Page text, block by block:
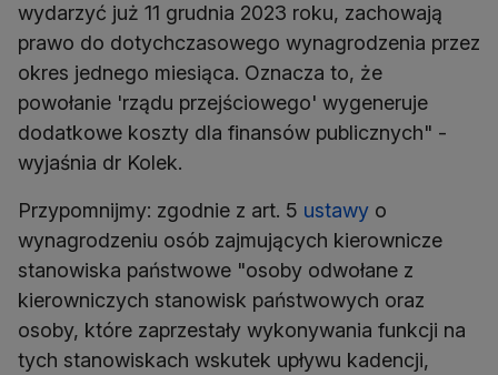
wydarzyć już 11 grudnia 2023 roku, zachowają
prawo do dotychczasowego wynagrodzenia przez
okres jednego miesiąca. Oznacza to, że
powołanie 'rządu przejściowego' wygeneruje
dodatkowe koszty dla finansów publicznych" -
wyjaśnia dr Kolek.
Przypomnijmy: zgodnie z art. 5 ustawy o
wynagrodzeniu osób zajmujących kierownicze
stanowiska państwowe "osoby odwołane z
kierowniczych stanowisk państwowych oraz
osoby, które zaprzestały wykonywania funkcji na
tych stanowiskach wskutek upływu kadencji,